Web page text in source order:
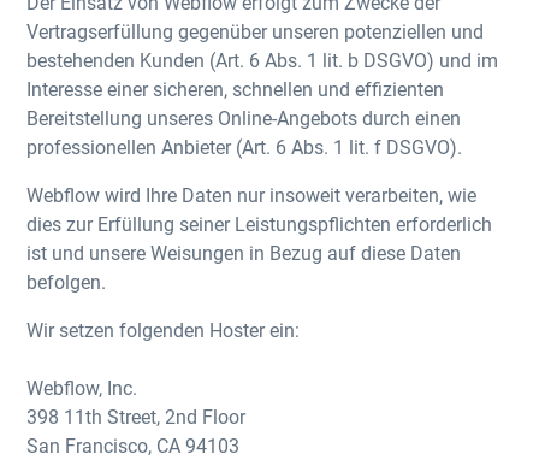
Vertragserfüllung gegenüber unseren potenziellen und
bestehenden Kunden (Art. 6 Abs. 1 lit. b DSGVO) und im
Interesse einer sicheren, schnellen und effizienten
Bereitstellung unseres Online-Angebots durch einen
professionellen Anbieter (Art. 6 Abs. 1 lit. f DSGVO).
Webflow wird Ihre Daten nur insoweit verarbeiten, wie
dies zur Erfüllung seiner Leistungspflichten erforderlich
ist und unsere Weisungen in Bezug auf diese Daten
befolgen.
Wir setzen folgenden Hoster ein:
Webflow, Inc.
398 11th Street, 2nd Floor
San Francisco, CA 94103